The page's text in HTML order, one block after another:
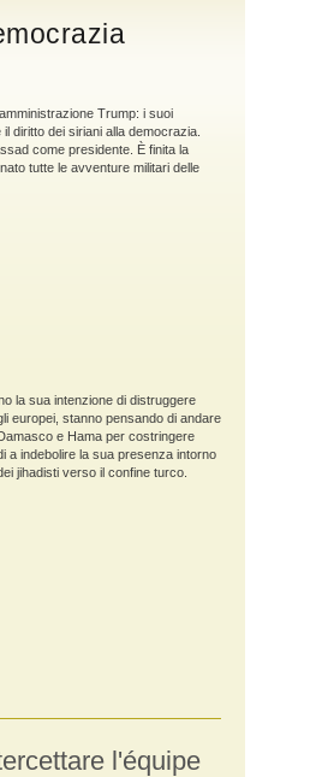
Trump: i suoi
diritto dei siriani alla democrazia.
come presidente. È finita la
tutte le avventure militari delle
la sua intenzione di distruggere
europei, stanno pensando di andare
e Hama per costringere
a indebolire la sua presenza intorno
jihadisti verso il confine turco.
l'équipe